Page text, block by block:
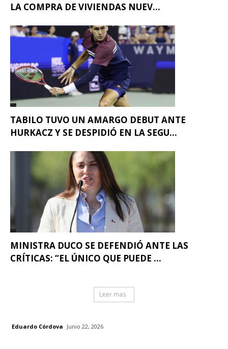
LA COMPRA DE VIVIENDAS NUEV...
TABILO TUVO UN AMARGO DEBUT ANTE
HURKACZ Y SE DESPIDIÓ EN LA SEGU...
MINISTRA DUCO SE DEFENDIÓ ANTE LAS
CRÍTICAS: “EL ÚNICO QUE PUEDE ...
Leer mas
Eduardo Córdova Junio 22, 2026